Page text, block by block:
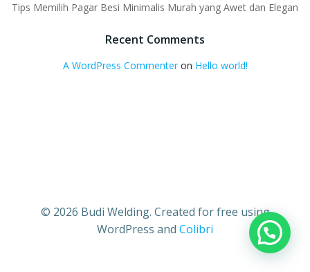
Tips Memilih Pagar Besi Minimalis Murah yang Awet dan Elegan
Recent Comments
A WordPress Commenteron Hello world!
© 2026 Budi Welding. Created for free using
WordPress and Colibri